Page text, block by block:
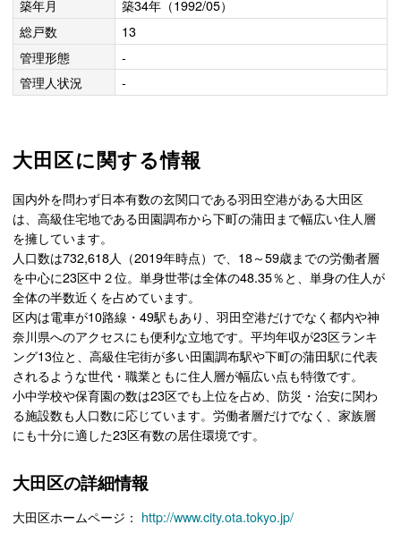
築年月
築34年（1992/05）
総戸数
13
管理形態
-
管理人状況
-
大田区に関する情報
国内外を問わず日本有数の玄関口である羽田空港がある大田区
は、高級住宅地である田園調布から下町の蒲田まで幅広い住人層
を擁しています。
人口数は732,618人（2019年時点）で、18～59歳までの労働者層
を中心に23区中２位。単身世帯は全体の48.35％と、単身の住人が
全体の半数近くを占めています。
区内は電車が10路線・49駅もあり、羽田空港だけでなく都内や神
奈川県へのアクセスにも便利な立地です。平均年収が23区ランキ
ング13位と、高級住宅街が多い田園調布駅や下町の蒲田駅に代表
されるような世代・職業ともに住人層が幅広い点も特徴です。
小中学校や保育園の数は23区でも上位を占め、防災・治安に関わ
る施設数も人口数に応じています。労働者層だけでなく、家族層
にも十分に適した23区有数の居住環境です。
大田区の詳細情報
大田区ホームページ： http://www.city.ota.tokyo.jp/